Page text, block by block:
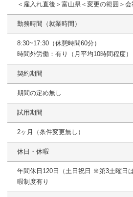
＜雇入れ直後＞富山県＜変更の範囲＞
勤務時間（就業時間）
8:30~17:30（休憩時間60分）
時間外労働：有り（月平均10時間程度）
契約期間
期間の定め無し
試用期間
2ヶ月（条件変更無し）
休日・休暇
年間休日120日（土日祝日 ※第3土曜日
暇制度有り